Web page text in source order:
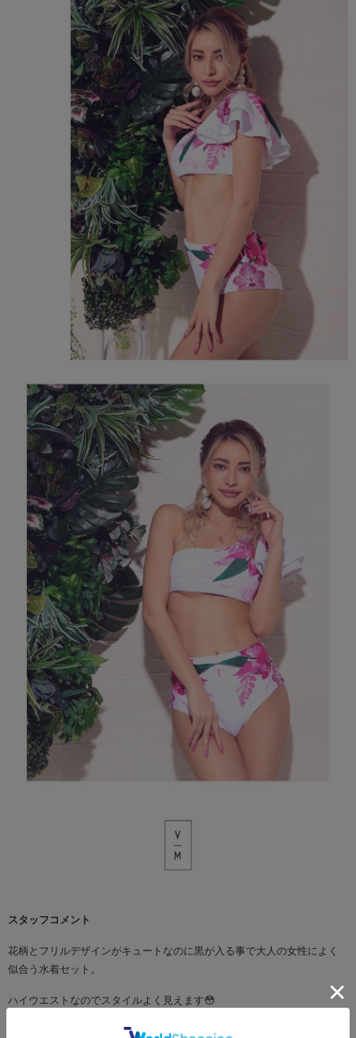
スタッフコメント
花柄とフリルデザインがキュートなのに黒が入る事で大人の女性によく
似合う水着セット。
ハイウエストなのでスタイルよく見えます😳